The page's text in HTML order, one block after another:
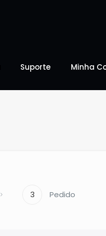
Suporte Minha
3 Pedido